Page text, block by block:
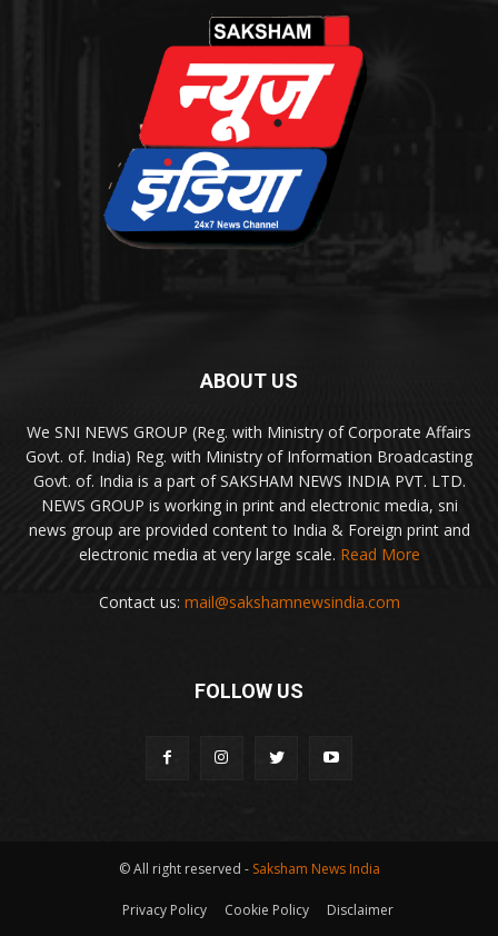
ABOUT US
We SNI NEWS GROUP (Reg. with Ministry of Corporate Affairs
Govt. of. India) Reg. with Ministry of Information Broadcasting
Govt. of. India is a part of SAKSHAM NEWS INDIA PVT. LTD.
NEWS GROUP is working in print and electronic media, sni
news group are provided content to India & Foreign print and
electronic media at very large scale. Read More
Contact us: mail@sakshamnewsindia.com
FOLLOW US
© All right reserved - Saksham News India
Privacy Policy Cookie Policy Disclaimer